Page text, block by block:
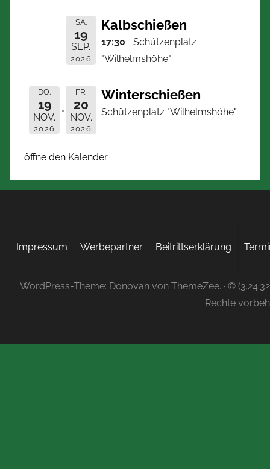
SA.
19
SEP.
2026
Kalbschießen
17:30
Schützenplatz
"Wilhelmshöhe"
DO.
19
NOV.
2026
FR.
20
NOV.
2026
Winterschießen
Schützenplatz "Wilhelmshöhe"
öffne den Kalender
Impressum Werbepartner Beitrittserklärung
WordPress-Theme: Donovan von ThemeZee. · ©
Rechte